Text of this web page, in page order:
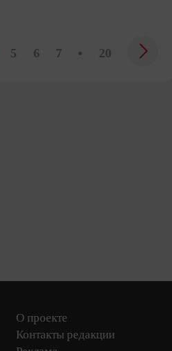
5 6 7 • 20
О проекте
Контакты редакции